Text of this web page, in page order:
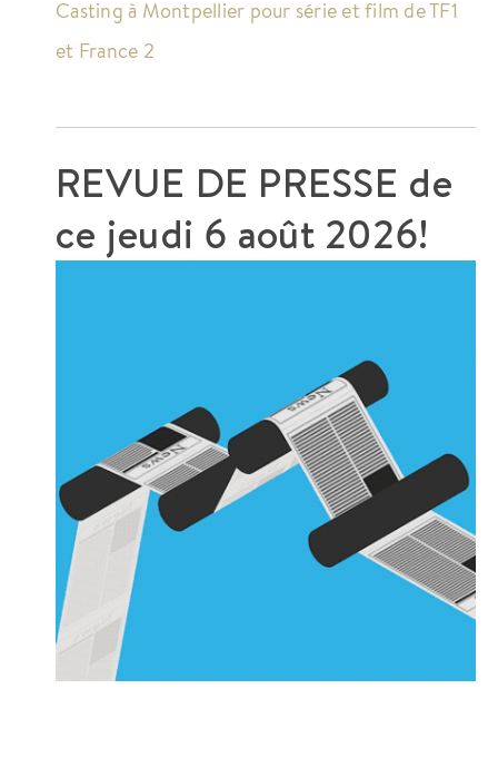
Casting à Montpellier pour série et film de TF1
et France 2
REVUE DE PRESSE de
ce jeudi 6 août 2026!